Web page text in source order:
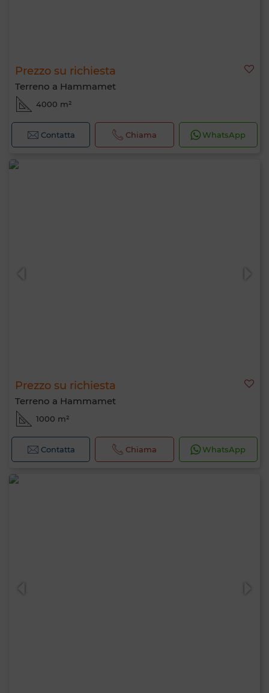
Prezzo su richiesta
Terreno a Hammamet
4000 m²
Contatta Chiama WhatsApp
Prezzo su richiesta
Terreno a Hammamet
1000 m²
Contatta Chiama WhatsApp